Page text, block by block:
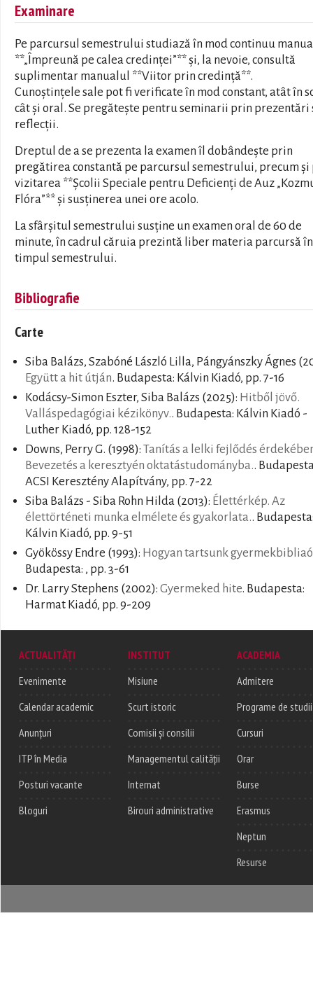
Examinare
Pe parcursul semestrului studiază în mod continuu
**„Împreună pe calea credinței”** și, la nevoie, consultă
suplimentar manualul **Viitor prin credință**.
Cunoștințele sale pot fi verificate în mod constant, atât în
cât și oral. Se pregătește pentru seminarii prin prezentări
reflecții.
Dreptul de a se prezenta la examen îl dobândește prin
pregătirea constantă pe parcursul semestrului, precum și
vizitarea **Școlii Speciale pentru Deficienți de Auz
Flóra”** și susținerea unei ore acolo.
La sfârșitul semestrului susține un examen oral de 60 de
minute, în cadrul căruia prezintă liber materia parcursă în
timpul semestrului.
Bibliografie
Carte
Siba Balázs, Szabóné László Lilla, Pángyánszky Ágnes
Együtt a hit útján. Budapesta: Kálvin Kiadó, pp. 7-16
Kodácsy-Simon Eszter, Siba Balázs (2025): Hitből jövő.
Valláspedagógiai kézikönyv.. Budapesta: Kálvin Kiadó -
Luther Kiadó, pp. 128-152
Downs, Perry G. (1998): Tanítás a lelki fejlődés
Bevezetés a keresztyén oktatástudományba..
ACSI Keresztény Alapítvány, pp. 7-22
Siba Balázs - Siba Rohn Hilda (2013): Élettérkép. Az
élettörténeti munka elmélete és gyakorlata..
Kálvin Kiadó, pp. 9-51
Gyökössy Endre (1993): Hogyan tartsunk
Budapesta: , pp. 3-61
Dr. Larry Stephens (2002): Gyermeked hite. Budapesta:
Harmat Kiadó, pp. 9-209
ACTUALITĂȚI
Evenimente
Calendar academic
Anunțuri
ITP în Media
Posturi vacante
Bloguri
INSTITUT
Misiune
Scurt istoric
Comisii și consilii
Managementul calității
Internat
Birouri administrative
ACADEMIA
Admitere
Programe de studii
Cursuri
Orar
Burse
Erasmus
Neptun
Resurse